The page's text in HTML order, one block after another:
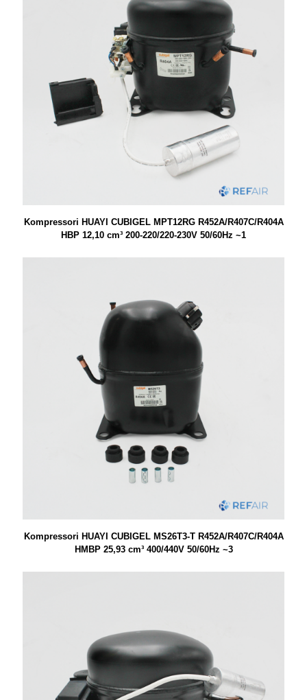
Kompressori HUAYI CUBIGEL MPT12RG R452A/R407C/R404A
HBP 12,10 cm³ 200-220/220-230V 50/60Hz ~1
Kompressori HUAYI CUBIGEL MS26T3-T R452A/R407C/R404A
HMBP 25,93 cm³ 400/440V 50/60Hz ~3